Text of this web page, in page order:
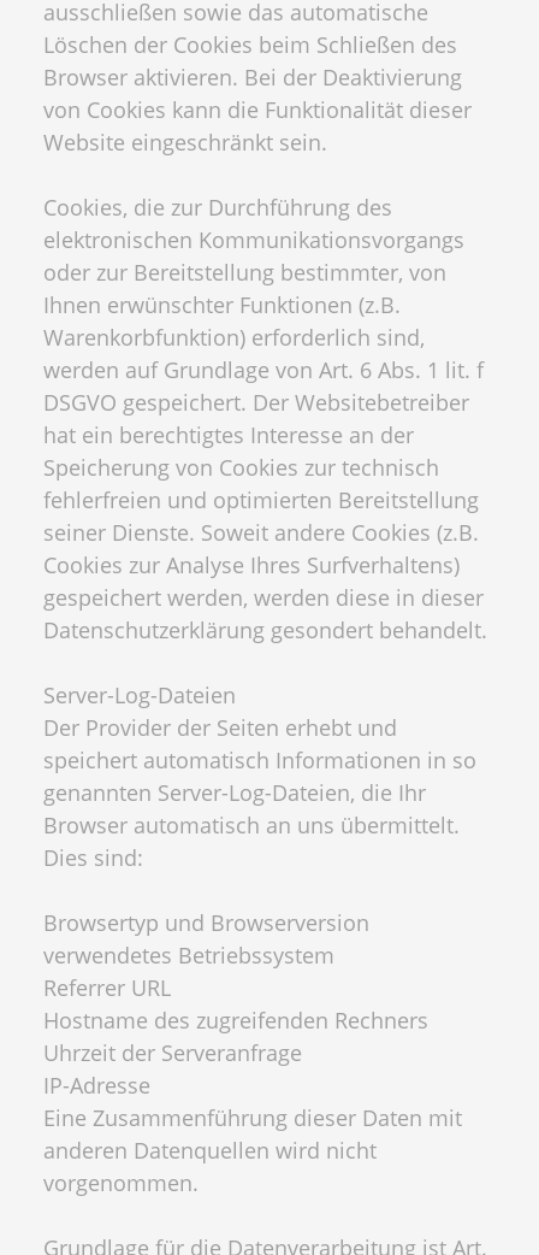
ausschließen sowie das automatische
Löschen der Cookies beim Schließen des
Browser aktivieren. Bei der Deaktivierung
von Cookies kann die Funktionalität dieser
Website eingeschränkt sein.
Cookies, die zur Durchführung des
elektronischen Kommunikationsvorgangs
oder zur Bereitstellung bestimmter, von
Ihnen erwünschter Funktionen (z.B.
Warenkorbfunktion) erforderlich sind,
werden auf Grundlage von Art. 6 Abs. 1 lit. f
DSGVO gespeichert. Der Websitebetreiber
hat ein berechtigtes Interesse an der
Speicherung von Cookies zur technisch
fehlerfreien und optimierten Bereitstellung
seiner Dienste. Soweit andere Cookies (z.B.
Cookies zur Analyse Ihres Surfverhaltens)
gespeichert werden, werden diese in dieser
Datenschutzerklärung gesondert behandelt.
Server-Log-Dateien
Der Provider der Seiten erhebt und
speichert automatisch Informationen in so
genannten Server-Log-Dateien, die Ihr
Browser automatisch an uns übermittelt.
Dies sind:
Browsertyp und Browserversion
verwendetes Betriebssystem
Referrer URL
Hostname des zugreifenden Rechners
Uhrzeit der Serveranfrage
IP-Adresse
Eine Zusammenführung dieser Daten mit
anderen Datenquellen wird nicht
vorgenommen.
Grundlage für die Datenverarbeitung ist Art.